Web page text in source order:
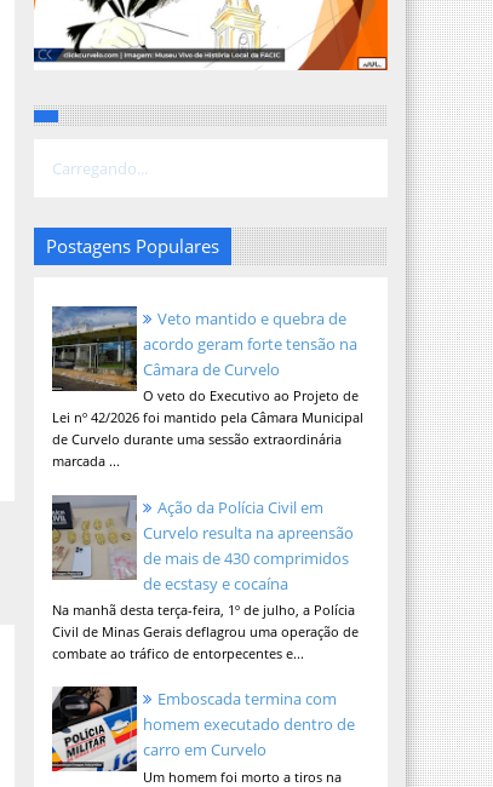
Carregando...
Postagens Populares
Veto mantido e quebra de
acordo geram forte tensão na
Câmara de Curvelo
O veto do Executivo ao Projeto de
Lei nº 42/2026 foi mantido pela Câmara Municipal
de Curvelo durante uma sessão extraordinária
marcada ...
Ação da Polícia Civil em
Curvelo resulta na apreensão
de mais de 430 comprimidos
de ecstasy e cocaína
Na manhã desta terça-feira, 1º de julho, a Polícia
Civil de Minas Gerais deflagrou uma operação de
combate ao tráfico de entorpecentes e...
Emboscada termina com
homem executado dentro de
carro em Curvelo
Um homem foi morto a tiros na